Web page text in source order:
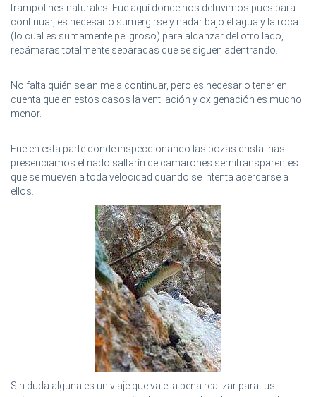
trampolines naturales. Fue aquí donde nos detuvimos pues para
continuar, es necesario sumergirse y nadar bajo el agua y la roca
(lo cual es sumamente peligroso) para alcanzar del otro lado,
recámaras totalmente separadas que se siguen adentrando.
No falta quién se anime a continuar, pero es necesario tener en
cuenta que en estos casos la ventilación y oxigenación es mucho
menor.
Fue en esta parte donde inspeccionando las pozas cristalinas
presenciamos el nado saltarín de camarones semitransparentes
que se mueven a toda velocidad cuando se intenta acercarse a
ellos.
Sin duda alguna es un viaje que vale la pena realizar para tus